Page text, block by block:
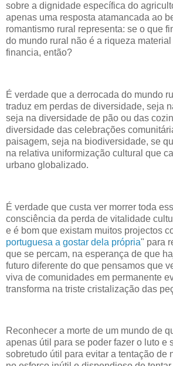
sobre a dignidade específica do
apenas uma resposta atamancada ao
romantismo rural representa: se o que
do mundo rural não é a riqueza
financia, então?
É verdade que a derrocada do mundo
traduz em perdas de diversidade, seja
seja na diversidade de pão ou das
diversidade das celebrações
paisagem, seja na biodiversidade, se
na relativa uniformização cultural que
urbano globalizado.
É verdade que custa ver morrer toda
consciência da perda de vitalidade
e é bom que existam muitos projectos
portuguesa a gostar dela própria" para
que se percam, na esperança de que
futuro diferente do que pensamos que
viva de comunidades em permanente
transforma na triste cristalização das
Reconhecer a morte de um mundo de
apenas útil para se poder fazer o luto e
sobretudo útil para evitar a tentação de